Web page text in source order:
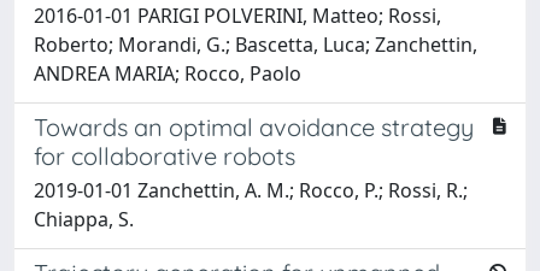
2016-01-01 PARIGI POLVERINI, Matteo; Rossi,
Roberto; Morandi, G.; Bascetta, Luca; Zanchettin,
ANDREA MARIA; Rocco, Paolo
Towards an optimal avoidance strategy
for collaborative robots
2019-01-01 Zanchettin, A. M.; Rocco, P.; Rossi, R.;
Chiappa, S.